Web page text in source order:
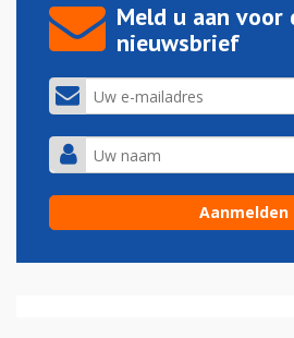
Meld u aan voor
nieuwsbrief